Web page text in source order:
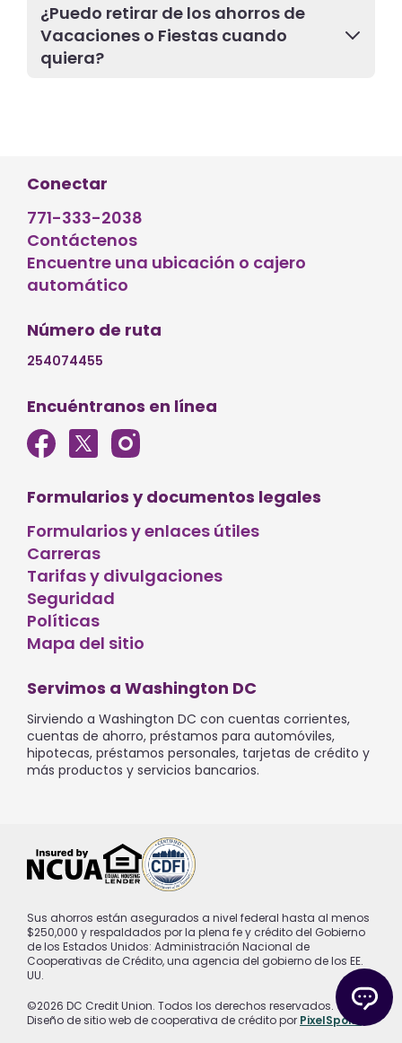
¿Puedo retirar de los ahorros de
Vacaciones o Fiestas cuando
quiera?
Conectar
771-333-2038
Contáctenos
Encuentre una ubicación o cajero
automático
Número de ruta
254074455
Encuéntranos en línea
Formularios y documentos legales
Formularios y enlaces útiles
Carreras
Tarifas y divulgaciones
Seguridad
Políticas
Mapa del sitio
Servimos a Washington DC
Sirviendo a Washington DC con cuentas corrientes,
cuentas de ahorro, préstamos para automóviles,
hipotecas, préstamos personales, tarjetas de crédito y
más productos y servicios bancarios.
Sus ahorros están asegurados a nivel federal hasta al menos
$250,000 y respaldados por la plena fe y crédito del Gobierno
de los Estados Unidos: Administración Nacional de
Cooperativas de Crédito, una agencia del gobierno de los EE.
UU.
©2026 DC Credit Union. Todos los derechos reservados.
Diseño de sitio web de cooperativa de crédito por PixelSpoke